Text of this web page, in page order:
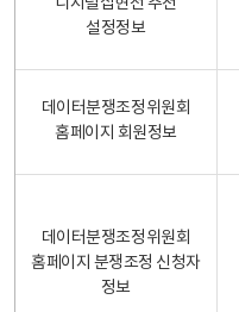
설정정보
데이터분쟁조정위원회
홈페이지 회원정보
데이터분쟁조정위원회
홈페이지 분쟁조정 신청자
정보